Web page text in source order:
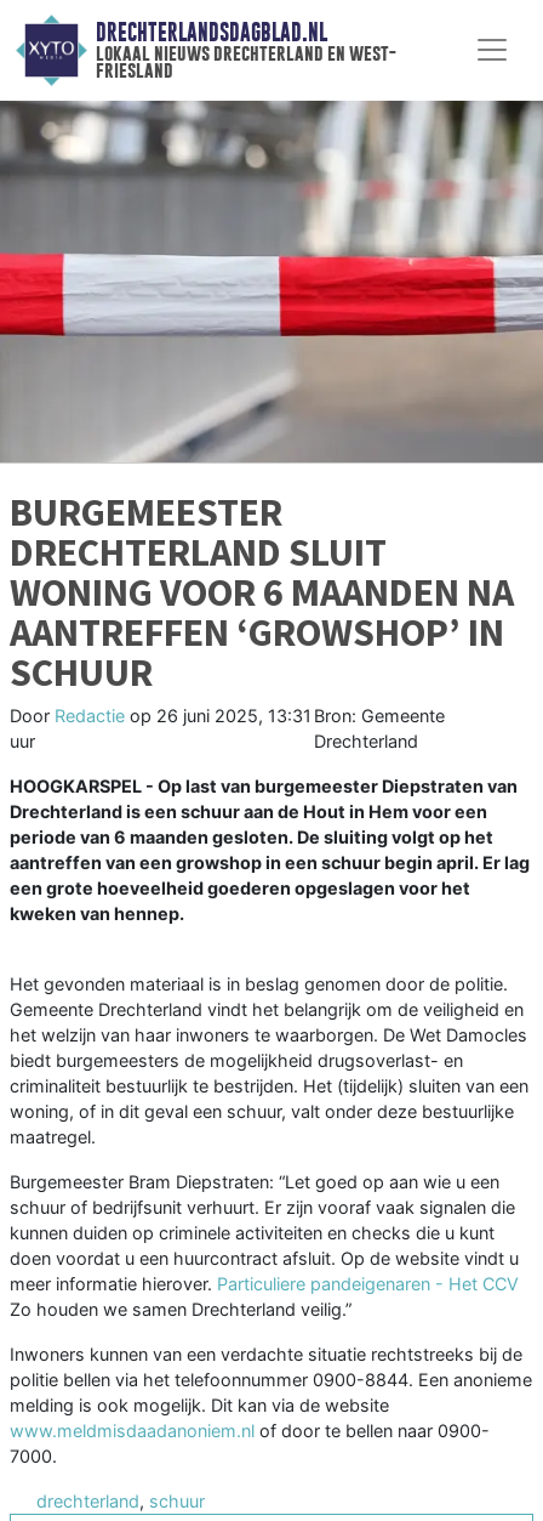
DRECHTERLANDSDAGBLAD.NL
lokaal nieuws drechterland en west-
friesland
BURGEMEESTER
DRECHTERLAND SLUIT
WONING VOOR 6 MAANDEN NA
AANTREFFEN ‘GROWSHOP’ IN
SCHUUR
Door Redactie op 26 juni 2025, 13:31
uur
Bron: Gemeente
Drechterland
HOOGKARSPEL - Op last van burgemeester Diepstraten van
Drechterland is een schuur aan de Hout in Hem voor een
periode van 6 maanden gesloten. De sluiting volgt op het
aantreffen van een growshop in een schuur begin april. Er lag
een grote hoeveelheid goederen opgeslagen voor het
kweken van hennep.
Het gevonden materiaal is in beslag genomen door de politie.
Gemeente Drechterland vindt het belangrijk om de veiligheid en
het welzijn van haar inwoners te waarborgen. De Wet Damocles
biedt burgemeesters de mogelijkheid drugsoverlast- en
criminaliteit bestuurlijk te bestrijden. Het (tijdelijk) sluiten van een
woning, of in dit geval een schuur, valt onder deze bestuurlijke
maatregel.
Burgemeester Bram Diepstraten: “Let goed op aan wie u een
schuur of bedrijfsunit verhuurt. Er zijn vooraf vaak signalen die
kunnen duiden op criminele activiteiten en checks die u kunt
doen voordat u een huurcontract afsluit. Op de website vindt u
meer informatie hierover. Particuliere pandeigenaren - Het CCV
Zo houden we samen Drechterland veilig.”
Inwoners kunnen van een verdachte situatie rechtstreeks bij de
politie bellen via het telefoonnummer 0900-8844. Een anonieme
melding is ook mogelijk. Dit kan via de website
www.meldmisdaadanoniem.nl of door te bellen naar 0900-
7000.
drechterland, schuur